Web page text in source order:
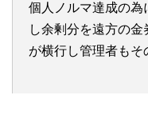
個人ノルマ達成の為
し余剰分を遠方の
が横行し管理者もそ